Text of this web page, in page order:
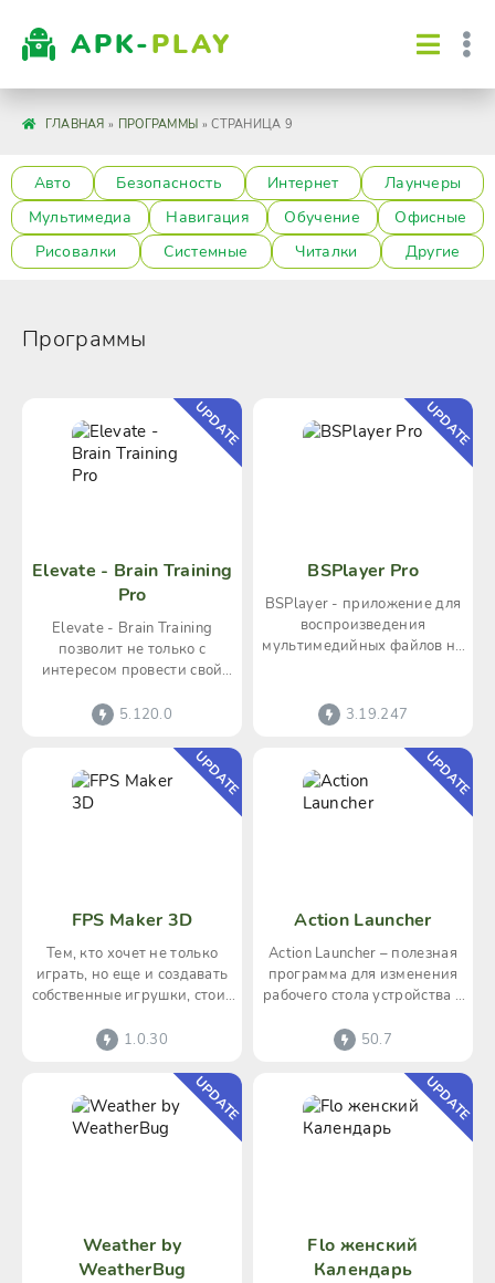
APK-PLAY
ГЛАВНАЯ » ПРОГРАММЫ » СТРАНИЦА 9
Авто Безопасность Интернет
Лаунчеры
Мультимедиа
Навигация Обучение
Офисные
Рисовалки
Системные Читалки Другие
Программы
Elevate - Brain Training
Pro
Elevate - Brain Training
позволит не только с
интересом провести свой
мозговые способности.
5.120.0
UPDATE
BSPlayer Pro
BSPlayer - приложение для
воспроизведения
мультимедийных файлов на
3.19.247
UPDATE
FPS Maker 3D
Тем, кто хочет не только
играть, но еще и создавать
собственные игрушки, стоит
приложению FPS Maker 3D.
1.0.30
UPDATE
Action Launcher
Action Launcher – полезная
программа для изменения
рабочего стола устройства в
Приложение предоставляет
50.7
UPDATE
Weather by
WeatherBug
UPDATE
Flo женский
Календарь
UPDATE